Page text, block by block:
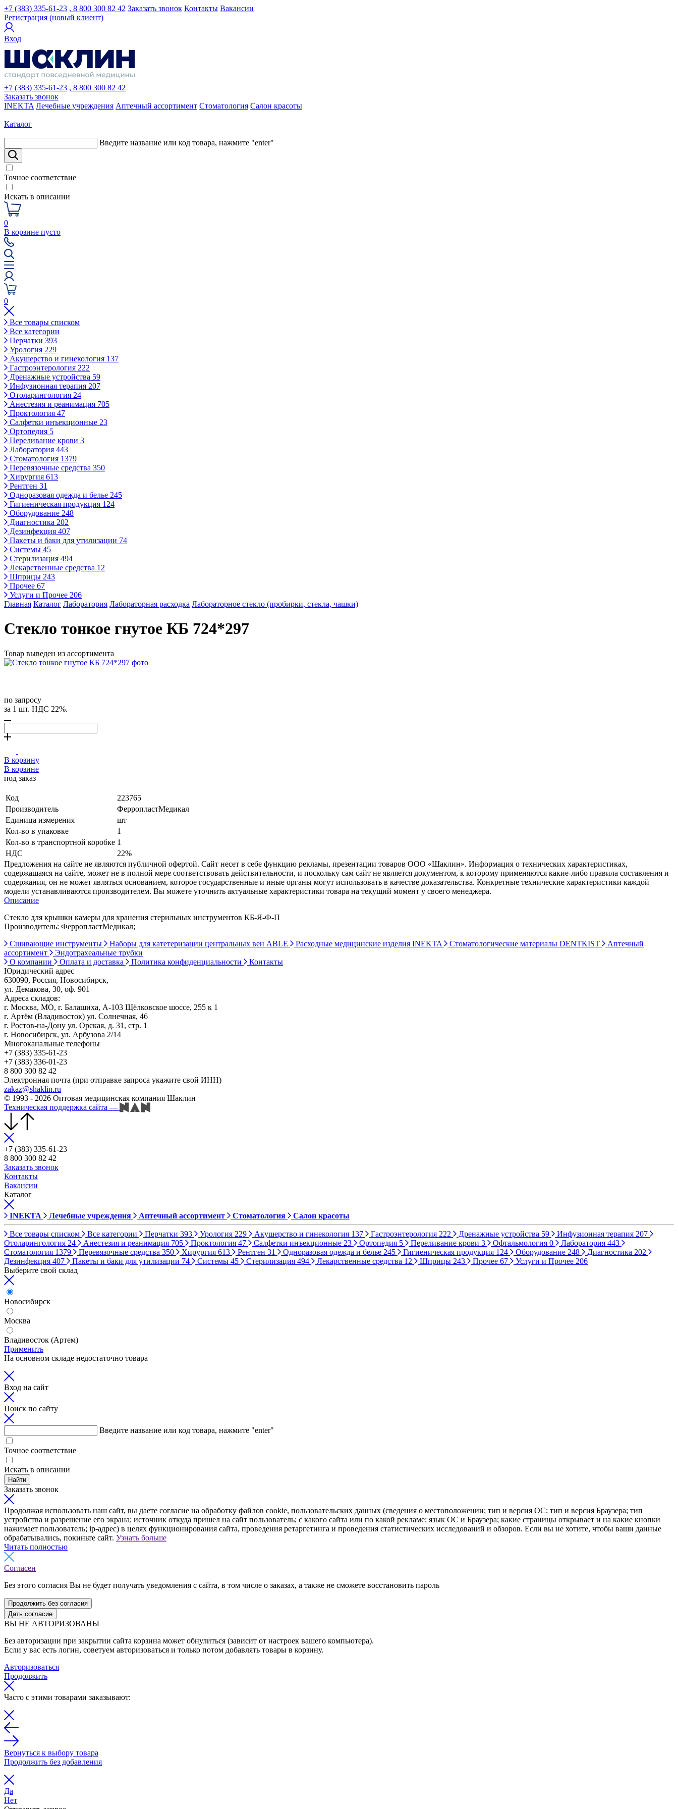
+7 (383) 335-61-23 , 8 800 300 82 42 Заказать звонок Контакты Вакансии
Регистрация (новый клиент)
Вход
+7 (383) 335-61-23 , 8 800 300 82 42
Заказать звонок
INEKTA Лечебные учреждения Аптечный ассортимент Стоматология Салон красоты
Каталог
Введите название или код товара, нажмите "enter"
Точное соответствие
Искать в описании
0
В корзине пусто
0
Все товары списком
Все категории
Перчатки 393
Урология 229
Акушерство и гинекология 137
Гастроэнтерология 222
Дренажные устройства 59
Инфузионная терапия 207
Отоларингология 24
Анестезия и реанимация 705
Проктология 47
Салфетки инъекционные 23
Ортопедия 5
Переливание крови 3
Лаборатория 443
Стоматология 1379
Перевязочные средства 350
Хирургия 613
Рентген 31
Одноразовая одежда и белье 245
Гигиеническая продукция 124
Оборудование 248
Диагностика 202
Дезинфекция 407
Пакеты и баки для утилизации 74
Системы 45
Стерилизация 494
Лекарственные средства 12
Шприцы 243
Прочее 67
Услуги и Прочее 206
Главная Каталог Лаборатория Лабораторная расходка Лабораторное стекло (пробирки, стекла, чашки)
Стекло тонкое гнутое КБ 724*297
Товар выведен из ассортимента
по запросу
за 1 шт. НДС 22%.
В корзину
В корзине
под заказ
Код
223765
Производитель
ФерропластМедикал
Единица измерения
шт
Кол-во в упаковке
1
Кол-во в транспортной коробке 1
НДС
22%
Предложения на сайте не являются публичной офертой. Сайт несет в себе функцию рекламы, презентации товаров ООО «Шаклин». Информация о технических характеристиках,
содержащаяся на сайте, может не в полной мере соответствовать действительности, и поскольку сам сайт не является документом, к которому применяются какие-либо правила составления и
содержания, он не может являться основанием, которое государственные и иные органы могут использовать в качестве доказательства. Конкретные технические характеристики каждой
модели устанавливаются производителем. Вы можете уточнить актуальные характеристики товара на текущий момент у своего менеджера.
Описание
Стекло для крышки камеры для хранения стерильных инструментов КБ-Я-Ф-П
Производитель: ФерропластМедикал;
Сшивающие инструменты
Наборы для катетеризации центральных вен ABLE Расходные медицинские изделия INEKTA Стоматологические материалы DENTKIST
Аптечный
ассортимент
Эндотрахеальные трубки
О компании
Оплата и доставка Политика конфиденциальности
Контакты
Юридический адрес
630090, Россия, Новосибирск,
ул. Демакова, 30, оф. 901
Адреса складов:
г. Москва, МО, г. Балашиха, А-103 Щёлковское шоссе, 255 к 1
г. Артём (Владивосток) ул. Солнечная, 46
г. Ростов-на-Дону ул. Орская, д. 31, стр. 1
г. Новосибирск, ул. Арбузова 2/14
Многоканальные телефоны
+7 (383) 335-61-23
+7 (383) 336-01-23
8 800 300 82 42
Электронная почта (при отправке запроса укажите свой ИНН)
zakaz@shaklin.ru
© 1993 - 2026 Оптовая медицинская компания Шаклин
Техническая поддержка сайта —
+7 (383) 335-61-23
8 800 300 82 42
Заказать звонок
Контакты
Вакансии
Каталог
INEKTA Лечебные учреждения Аптечный ассортимент Стоматология Салон красоты
Все товары списком Все категории Перчатки 393 Урология 229 Акушерство и гинекология 137 Гастроэнтерология 222 Дренажные устройства 59 Инфузионная терапия 207
Отоларингология 24 Анестезия и реанимация 705 Проктология 47 Салфетки инъекционные 23 Ортопедия 5 Переливание крови 3 Офтальмология 0 Лаборатория 443
Стоматология 1379 Перевязочные средства 350 Хирургия 613 Рентген 31 Одноразовая одежда и белье 245 Гигиеническая продукция 124 Оборудование 248 Диагностика 202
Дезинфекция 407 Пакеты и баки для утилизации 74 Системы 45 Стерилизация 494 Лекарственные средства 12 Шприцы 243 Прочее 67 Услуги и Прочее 206
Выберите свой склад
Новосибирск
Москва
Владивосток (Артем)
Применить
На основном складе недостаточно товара
Вход на сайт
Поиск по сайту
Введите название или код товара, нажмите "enter"
Точное соответствие
Искать в описании
Найти
Заказать звонок
Продолжая использовать наш сайт, вы даете согласие на обработку файлов cookie, пользовательских данных (сведения о местоположении; тип и версия ОС; тип и версия Браузера; тип
устройства и разрешение его экрана; источник откуда пришел на сайт пользователь; с какого сайта или по какой рекламе; язык ОС и Браузера; какие страницы открывает и на какие кнопки
нажимает пользователь; ip-адрес) в целях функционирования сайта, проведения ретаргетинга и проведения статистических исследований и обзоров. Если вы не хотите, чтобы ваши данные
обрабатывались, покиньте сайт. Узнать больше
Читать полностью
Согласен
Без этого согласия Вы не будет получать уведомления с сайта, в том числе о заказах, а также не сможете восстановить пароль
Продолжить без согласия
Дать согласие
ВЫ НЕ АВТОРИЗОВАНЫ
Без авторизации при закрытии сайта корзина может обнулиться (зависит от настроек вашего компьютера).
Если у вас есть логин, советуем авторизоваться и только потом добавлять товары в корзину.
Авторизоваться
Продолжить
Часто с этими товарами заказывают:
Вернуться к выбору товара
Продолжить без добавления
Да
Нет